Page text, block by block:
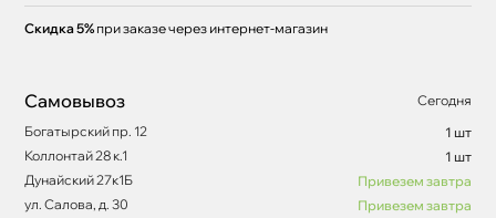
Скидка 5% при заказе через интернет-магазин
Самовывоз
Сегодня
Богатырский пр. 12
1 шт
Коллонтай 28 к.1
1 шт
Дунайский 27к1Б
Привезем завтра
ул. Салова, д. 30
Привезем завтра